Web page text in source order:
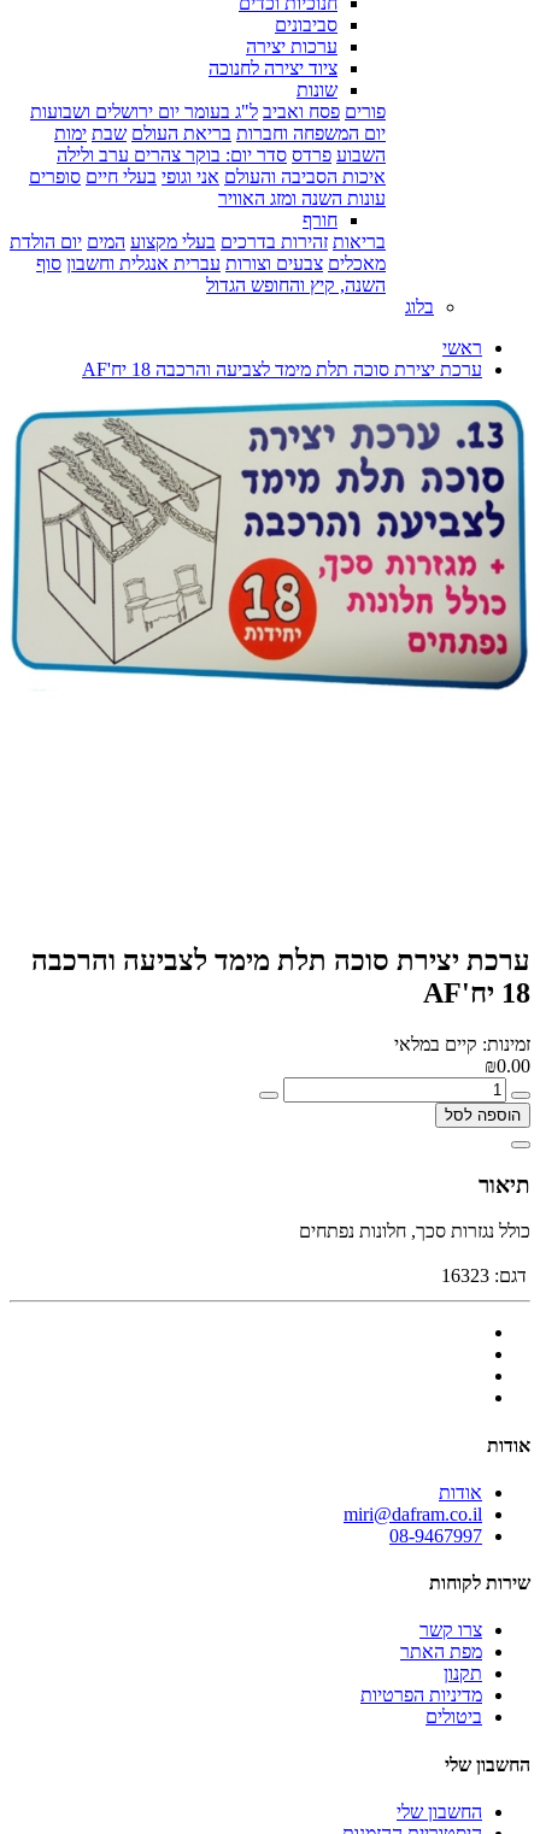
סביבונים
ערכות יצירה
ציוד יצירה לחנוכה
שונות
פורים פסח ואביב ל"ג בעומר יום ירושלים ושבועות
יום המשפחה וחברות בריאת העולם שבת ימות
השבוע פרדס סדר יום: בוקר צהרים ערב ולילה
איכות הסביבה והעולם אני וגופי בעלי חיים סופרים
עונות השנה ומזג האוויר
חורף
בריאות זהירות בדרכים בעלי מקצוע המים יום הולדת
מאכלים צבעים וצורות עברית אנגלית וחשבון סוף
השנה, קיץ והחופש הגדול
בלוג
ראשי
ערכת יצירת סוכה תלת מימד לצביעה והרכבה 18 יח'AF
ערכת יצירת סוכה תלת מימד לצביעה והרכבה
18 יח'AF
זמינות: קיים במלאי
₪0.00
הוספה לסל
תיאור
כולל נגזרות סכך, חלונות נפתחים
דגם: 16323
אודות
אודות
miri@dafram.co.il
08-9467997
שירות לקוחות
צרו קשר
מפת האתר
תקנון
מדיניות הפרטיות
ביטולים
החשבון שלי
החשבון שלי